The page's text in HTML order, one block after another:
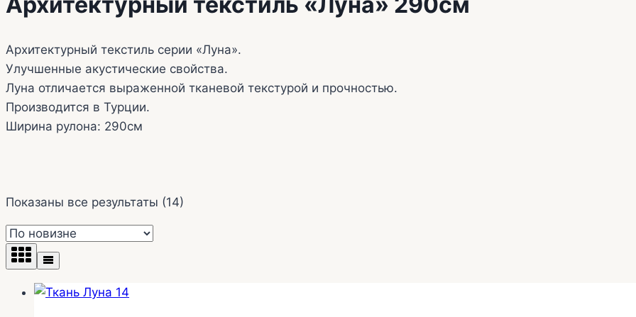
Архитектурный текстиль серии «Луна».
Улучшенные акустические свойства.
Луна отличается выраженной тканевой текстурой и прочностью.
Производится в Турции.
Ширина рулона: 290см
Показаны все результаты (14)